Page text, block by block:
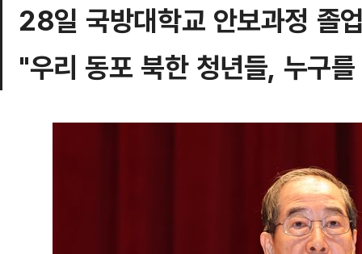
28일 국방대학교 안보과정 졸
"우리 동포 북한 청년들, 누구